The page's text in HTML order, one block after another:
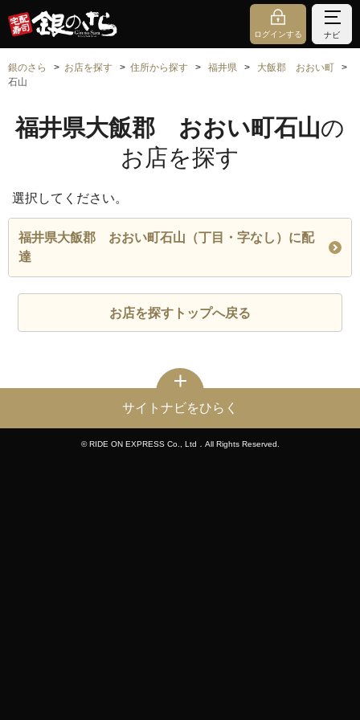
ログインする ナビ
銀のさら お店を探す 住所から探す 福井県
大飯郡 おおい町
石山
福井県大飯郡 おおい町石山の
お店を探す
選択してください。
福井県大飯郡 おおい町石山（丁目・字なし）に配
達
お店を探すトップへ戻る
サイトナビをひらく
© RIDE ON EXPRESS Co., Ltd．All Rights Reserved.